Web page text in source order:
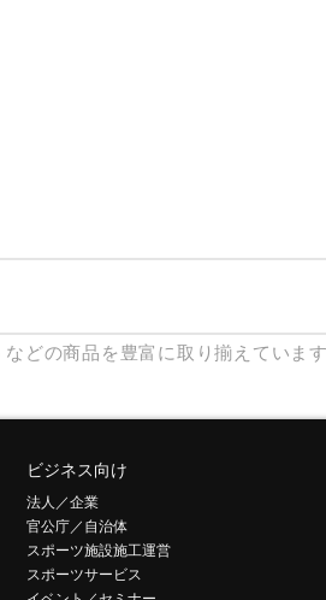
などの商品を豊富に取り揃えています
ビジネス向け
法人／企業
官公庁／自治体
スポーツ施設施工運営
スポーツサービス